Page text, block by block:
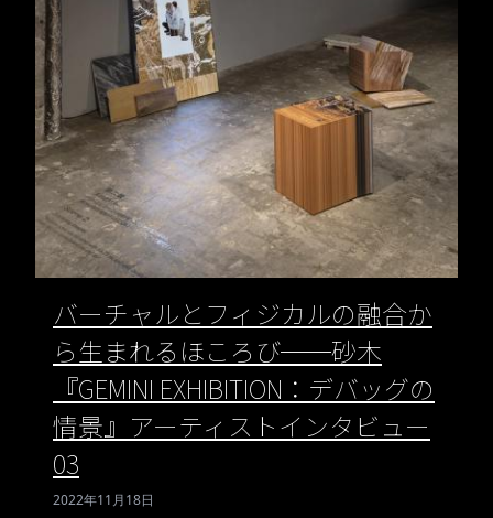
バーチャルとフィジカルの融合か
ら生まれるほころび──砂木
『GEMINI EXHIBITION：デバッグの
情景』アーティストインタビュー
03
2022年11月18日